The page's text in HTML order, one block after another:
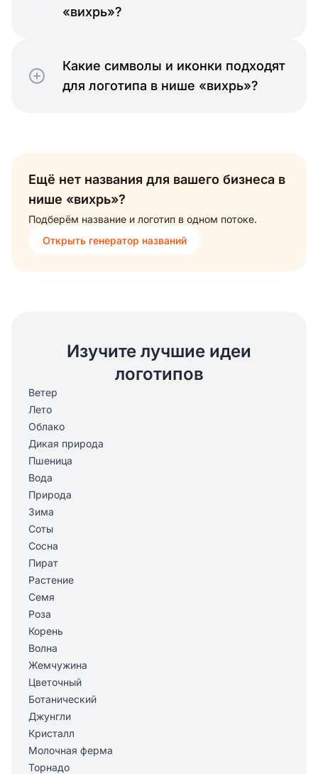
«вихрь»?
Какие символы и иконки подходят
для логотипа в нише «вихрь»?
Ещё нет названия для вашего бизнеса в
нише «вихрь»?
Подберём название и логотип в одном потоке.
Открыть генератор названий
Изучите лучшие идеи
логотипов
Ветер
Лето
Облако
Дикая природа
Пшеница
Вода
Природа
Зима
Соты
Сосна
Пират
Растение
Семя
Роза
Корень
Волна
Жемчужина
Цветочный
Ботанический
Джунгли
Кристалл
Молочная ферма
Торнадо